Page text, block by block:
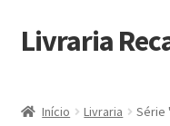
Pular
para
Pular
para
conteúdo
Livraria
Início Livraria Série